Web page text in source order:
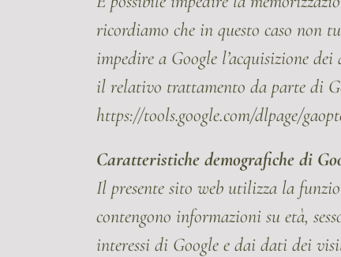
ricordiamo che in questo caso non
impedire a Google l’acquisizione
il relativo trattamento da parte di
https://tools.google.com/dlpage/
Caratteristiche demografiche di
Il presente sito web utilizza la
contengono informazioni su età,
interessi di Google e dai dati dei